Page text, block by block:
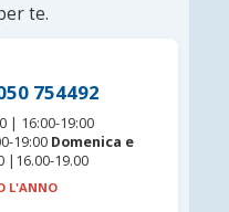
te.
754492
| 16:00-19:00
19:00 Domenica e
|16.00-19.00
L'ANNO